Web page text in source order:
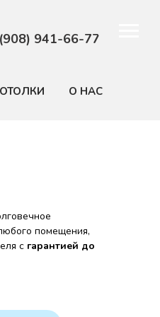
941-66-77
О НАС
помещения,
с гарантией до